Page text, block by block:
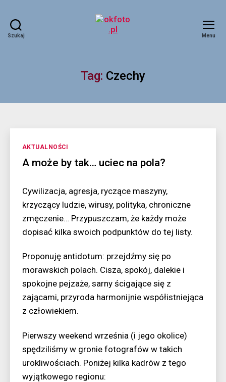
Szukaj Menu
Tag: Czechy
Kategorie
AKTUALNOŚCI
A może by tak… uciec na pola?
Cywilizacja, agresja, ryczące maszyny,
krzyczący ludzie, wirusy, polityka, chroniczne
zmęczenie… Przypuszczam, że każdy może
dopisać kilka swoich podpunktów do tej listy.
Proponuję antidotum: przejdźmy się po
morawskich polach. Cisza, spokój, dalekie i
spokojne pejzaże, sarny ścigające się z
zającami, przyroda harmonijnie współistniejąca
z człowiekiem.
Pierwszy weekend września (i jego okolice)
spędziliśmy w gronie fotografów w takich
urokliwościach. Poniżej kilka kadrów z tego
wyjątkowego regionu: